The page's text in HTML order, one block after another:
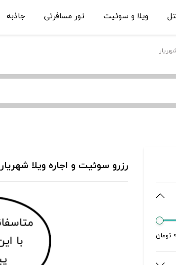
ویلا و سوئیت تور مسافرتی جاذبه
0 تومان
رزرو سوئیت و اجاره ویلا شهریار